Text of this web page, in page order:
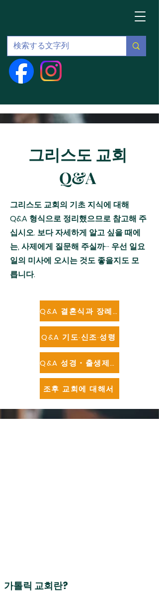
그리스도 교회
Q&A
그리스도 교회의 기초 지식에 대해
Q&A 형식으로 정리했으므로 참고해 주
십시오. 보다 자세하게 알고 싶을 때에
는, 사제에게 질문해 주실까··· 우선 일요
일의 미사에 오시는 것도 좋을지도 모
릅니다.
Q&A 결혼식과 장례식
Q&A 기도·신조·성령
Q&A 성경・출생제・부활제
조후 교회에 대해서
가톨릭 교회란?